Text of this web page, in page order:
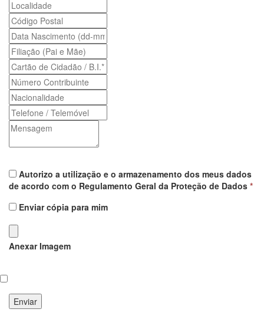
Autorizo a utilização e o armazenamento dos meus dados
de acordo com o Regulamento Geral da Proteção de Dados *
Enviar cópia para mim
Anexar Imagem
Enviar